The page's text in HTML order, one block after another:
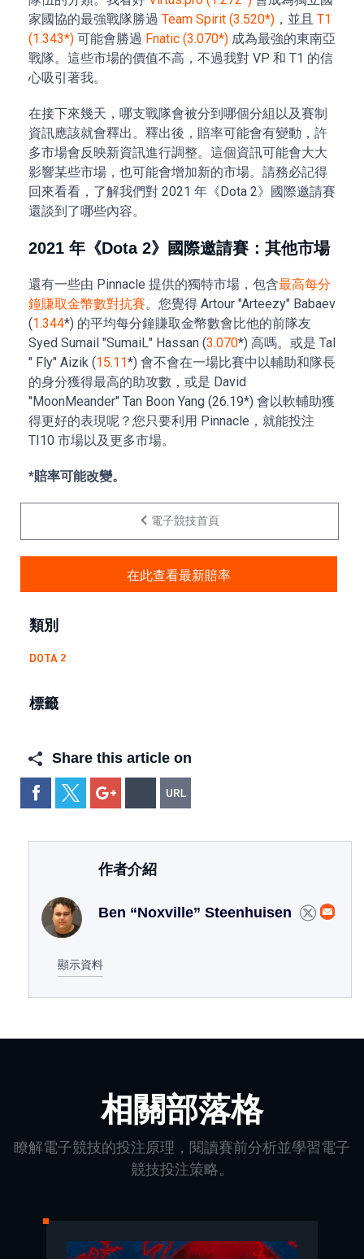
家國協的最強戰隊勝過 Team Spirit (3.520*) ，並且 T1
(1.343*) 可能會勝過 Fnatic (3.070*) 成為最強的東南亞
戰隊。這些市場的價值不高，不過我對 VP 和 T1 的信
心吸引著我。
在接下來幾天，哪支戰隊會被分到哪個分組以及賽制
資訊應該就會釋出。釋出後，賠率可能會有變動，許
多市場會反映新資訊進行調整。這個資訊可能會大大
影響某些市場，也可能會增加新的市場。請務必記得
回來看看，了解我們對 2021 年《Dota 2》國際邀請賽
還談到了哪些內容。
2021 年《Dota 2》國際邀請賽：其他市場
還有一些由 Pinnacle 提供的獨特市場，包含最高每分
鐘賺取金幣數對抗賽。您覺得 Artour "Arteezy" Babaev
(1.344*) 的平均每分鐘賺取金幣數會比他的前隊友
Syed Sumail "SumaiL" Hassan (3.070*) 高嗎。或是 Tal
" Fly" Aizik (15.11*) 會不會在一場比賽中以輔助和隊長
的身分獲得最高的助攻數，或是 David
"MoonMeander" Tan Boon Yang (26.19*) 會以軟輔助獲
得更好的表現呢？您只要利用 Pinnacle，就能投注
TI10 市場以及更多市場。
*賠率可能改變。
電子競技首頁
在此查看最新賠率
類別
DOTA 2
標籤
Share this article on
作者介紹
Ben “Noxville” Steenhuisen
顯示資料
相關部落格
瞭解電子競技的投注原理，閱讀賽前分析並學習電子
競技投注策略。